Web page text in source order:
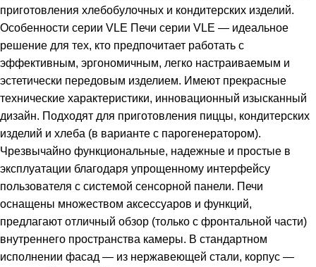
приготовления хлебобулочных и кондитерских изделий.
Особенности серии VLE Печи серии VLE — идеальное
решение для тех, кто предпочитает работать с
эффективным, эргономичным, легко настраиваемым и
эстетически передовым изделием. Имеют прекрасные
технические характеристики, инновационный изысканный
дизайн. Подходят для приготовления пиццы, кондитерских
изделий и хлеба (в варианте с парогенератором).
Чрезвычайно функциональные, надежные и простые в
эксплуатации благодаря упрощенному интерфейсу
пользователя с системой сенсорной панели. Печи
оснащены множеством аксессуаров и функций,
предлагают отличный обзор (только с фронтальной части)
внутреннего пространства камеры. В стандартном
исполнении фасад — из нержавеющей стали, корпус —